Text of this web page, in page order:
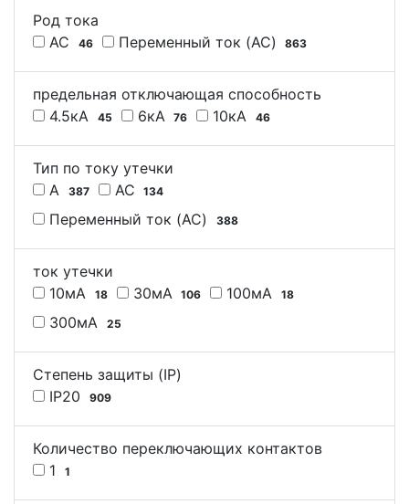
Род тока
AC
46 Переменный ток (AC) 863
предельная отключающая способность
4.5кА
45 6кА 76 10кА 46
Тип по току утечки
A
387 AC 134
Переменный ток (AC) 388
ток утечки
10мА
18 30мА 106 100мА 18
300мА 25
Степень защиты (IP)
IP20
909
Количество переключающих контактов
1
1